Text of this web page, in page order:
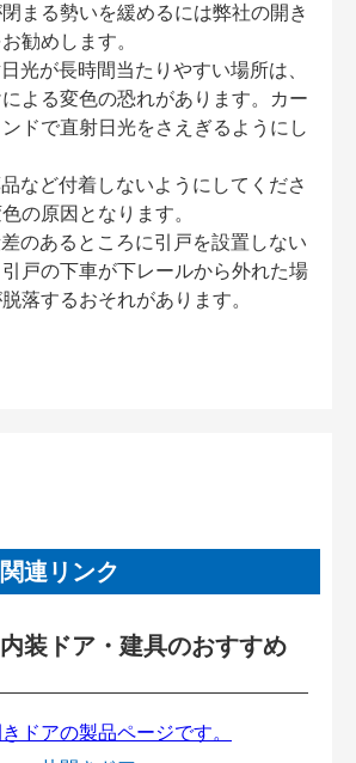
まる勢いを緩めるには弊社の開き
勧めします。
光が長時間当たりやすい場所は、
よる変色の恐れがあります。カー
ドで直射日光をさえぎるようにし
など付着しないようにしてくださ
の原因となります。
のあるところに引戸を設置しない
戸の下車が下レールから外れた場
落するおそれがあります。
連リンク
装ドア・建具のおすすめ